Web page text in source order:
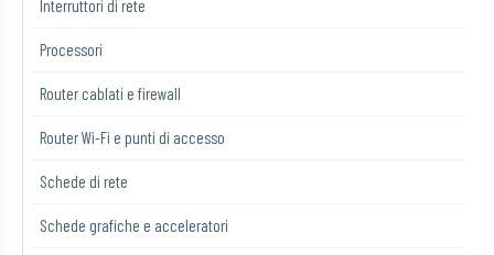
Interruttori di rete
Processori
Router cablati e firewall
Router Wi-Fi e punti di accesso
Schede di rete
Schede grafiche e acceleratori